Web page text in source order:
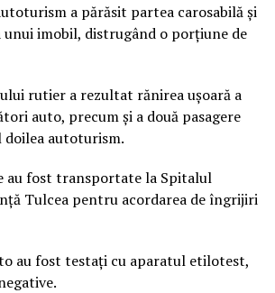
a părăsit partea carosabilă și
imobil, distrugând o porțiune de
rutier a rezultat rănirea ușoară a
auto, precum și a două pasagere
autoturism.
au fost transportate la Spitalul
Tulcea pentru acordarea de îngrijiri
au fost testați cu aparatul etilotest,